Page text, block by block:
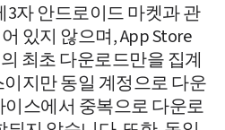
3자 안드로이드 마켓과 관
있지 않으며, App Store
최초 다운로드만을 집계
지만 동일 계정으로 다운
스에서 중복으로 다운로